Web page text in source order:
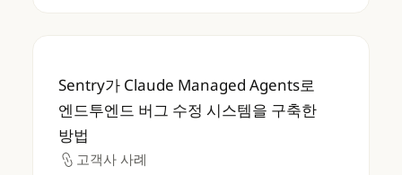
Sentry가 Claude Managed Agents로 엔드
Sentry가 Claude Managed Agents로
엔드투엔드 버그 수정 시스템을 구축한
방법
고객사 사례
고객사 사례